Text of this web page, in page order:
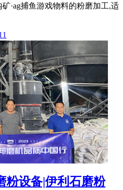
·ag捕鱼游戏物料的粉磨加工,适
粉设备|伊利石磨粉